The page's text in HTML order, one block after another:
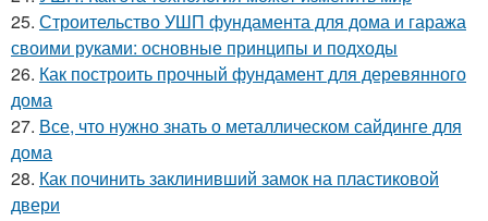
25. Строительство УШП фундамента для дома и гаража
своими руками: основные принципы и подходы
26. Как построить прочный фундамент для деревянного
дома
27. Все, что нужно знать о металлическом сайдинге для
дома
28. Как починить заклинивший замок на пластиковой
двери